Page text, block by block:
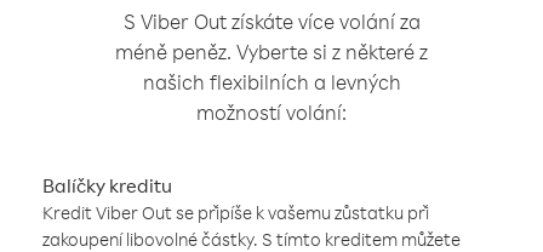
S Viber Out získáte více volání za
méně peněz. Vyberte si z některé z
našich flexibilních a levných
možností volání:
Balíčky kreditu
Kredit Viber Out se připíše k vašemu zůstatku při
zakoupení libovolné částky. S tímto kreditem můžete